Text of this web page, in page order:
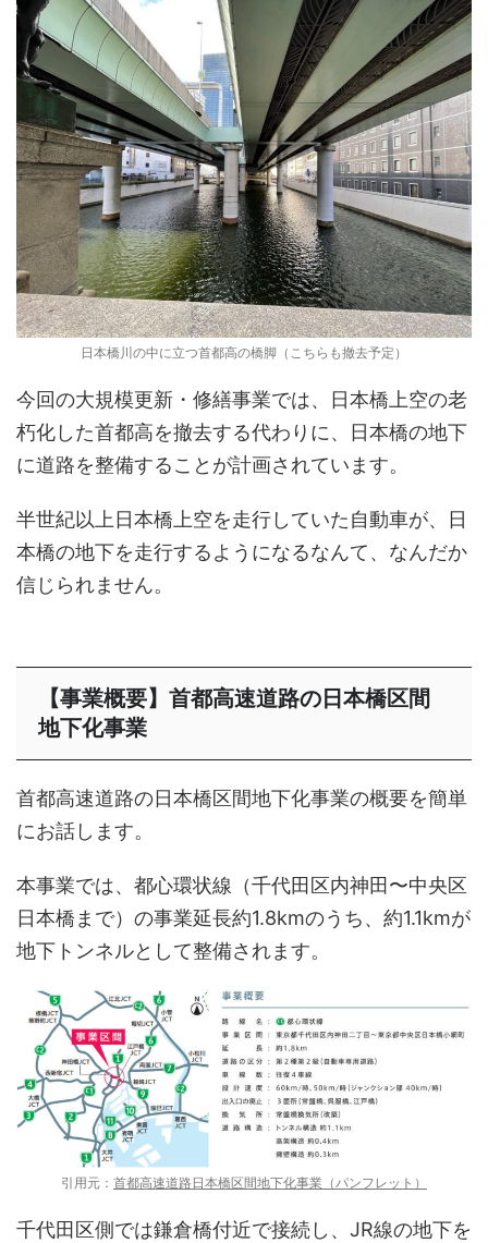
日本橋川の中に立つ首都高の橋脚（こちらも撤去予定）
今回の大規模更新・修繕事業では、日本橋上空の老
朽化した首都高を撤去する代わりに、日本橋の地下
に道路を整備することが計画されています。
半世紀以上日本橋上空を走行していた自動車が、日
本橋の地下を走行するようになるなんて、なんだか
信じられません。
【事業概要】首都高速道路の日本橋区間
地下化事業
首都高速道路の日本橋区間地下化事業の概要を簡単
にお話します。
本事業では、都心環状線（千代田区内神田〜中央区
日本橋まで）の事業延長約1.8kmのうち、約1.1kmが
地下トンネルとして整備されます。
引用元： 首都高速道路日本橋区間地下化事業（パンフレット）
千代田区側では鎌倉橋付近で接続し、JR線の地下を